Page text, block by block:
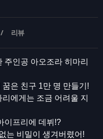
리뷰
인공 아오조라 히마리
은 친구 1만 명 만들기!
에게는 조금 어려울 지
이프리에 데뷔!?
는 비밀이 생겨버렸어!